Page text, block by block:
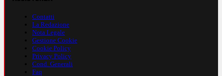
Contatti
La Redazione
Nota Legale
Gestione Cookie
Cookie Policy
Privacy Policy
Cond. Generali
Faq